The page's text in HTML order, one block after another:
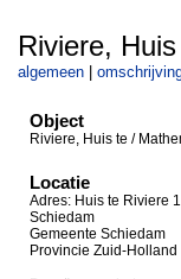
Riviere,
algemeen
Object
Riviere, Huis te /
Locatie
Adres: Huis te Riviere
Schiedam
Gemeente Schiedam
Provincie Zuid-Holland